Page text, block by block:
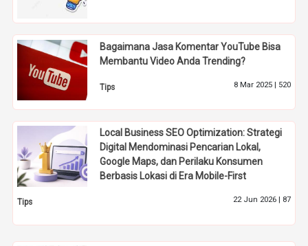
Bagaimana Jasa Komentar YouTube Bisa
Membantu Video Anda Trending?
Tips 8 Mar 2025 | 520
Local Business SEO Optimization: Strategi
Digital Mendominasi Pencarian Lokal,
Google Maps, dan Perilaku Konsumen
Berbasis Lokasi di Era Mobile-First
Tips 22 Jun 2026 | 87